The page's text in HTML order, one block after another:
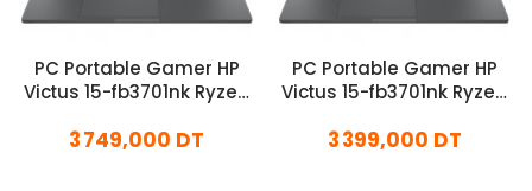
PC Portable Gamer HP
Victus 15-fb3701nk Ryzen
Windows 11
3 749,000 DT
PC Portable Gamer HP
Victus 15-fb3701nk Ryzen
Windows 11
3 399,000 DT